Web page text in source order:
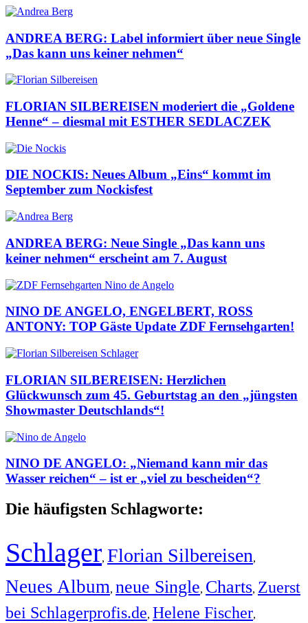
ANDREA BERG: Label informiert über neue Single
„Das kann uns keiner nehmen“
FLORIAN SILBEREISEN moderiert die „Goldene
Henne“ – diesmal mit ESTHER SEDLACZEK
DIE NOCKIS: Neues Album „Eins“ kommt im
September zum Nockisfest
ANDREA BERG: Neue Single „Das kann uns
keiner nehmen“ erscheint am 7. August
NINO DE ANGELO, ENGELBERT, ROSS
ANTONY: TOP Gäste Update ZDF Fernsehgarten!
FLORIAN SILBEREISEN: Herzlichen
Glückwunsch zum 45. Geburtstag an den „jüngsten
Showmaster Deutschlands“!
NINO DE ANGELO: „Niemand kann mir das
Wasser reichen“ – ist er „viel zu bescheiden“?
Die häufigsten Schlagworte:
Schlager, Florian Silbereisen,
Neues Album, neue Single, Charts, Zuerst
bei Schlagerprofis.de, Helene Fischer,